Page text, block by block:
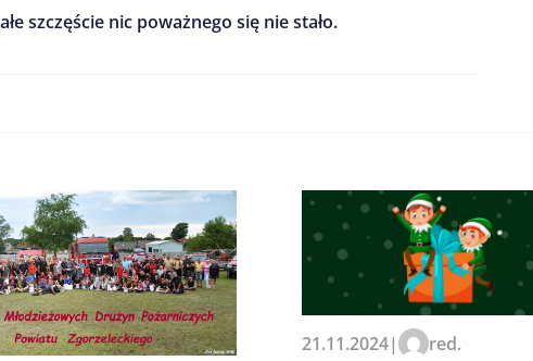
podczas pisania
szczęście nic poważnego się nie stało.
21.11.2024| red.